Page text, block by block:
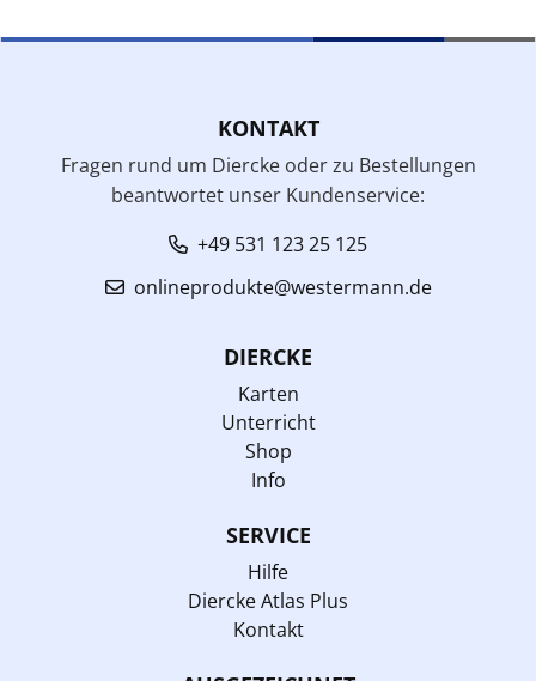
KONTAKT
Fragen rund um Diercke oder zu Bestellungen
beantwortet unser Kundenservice:
+49 531 123 25 125
onlineprodukte@westermann.de
DIERCKE
Karten
Unterricht
Shop
Info
SERVICE
Hilfe
Diercke Atlas Plus
Kontakt